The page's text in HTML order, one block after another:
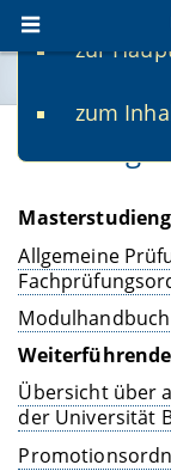
zur
zum
Allgemeine
Modulhandbuch
Übersicht über
der Universität